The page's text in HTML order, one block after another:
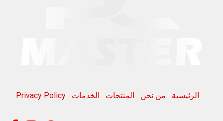
الرئيسية من نحن المنتجات الخدمات Privacy Policy